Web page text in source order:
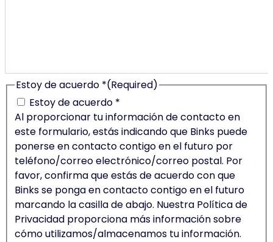
Estoy de acuerdo *(Required)
Estoy de acuerdo *
Al proporcionar tu información de contacto en
este formulario, estás indicando que Binks puede
ponerse en contacto contigo en el futuro por
teléfono/correo electrónico/correo postal. Por
favor, confirma que estás de acuerdo con que
Binks se ponga en contacto contigo en el futuro
marcando la casilla de abajo. Nuestra Política de
Privacidad proporciona más información sobre
cómo utilizamos/almacenamos tu información.